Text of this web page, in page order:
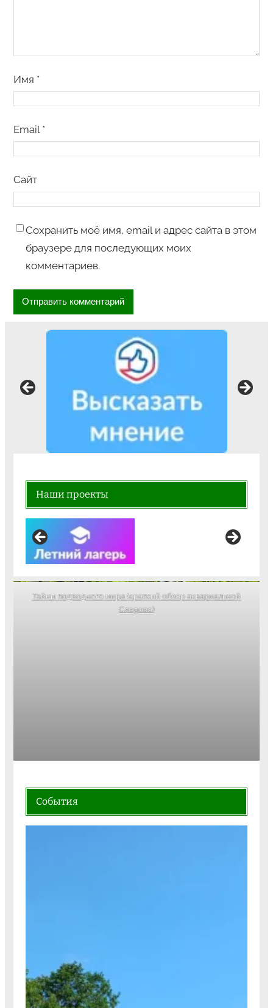
Имя *
Email *
Сайт
Сохранить моё имя, email и адрес сайта в этом
браузере для последующих моих
комментариев.
Наши проекты
Тайны подводного мира (краткий обзор аквариальной
Следово)
События